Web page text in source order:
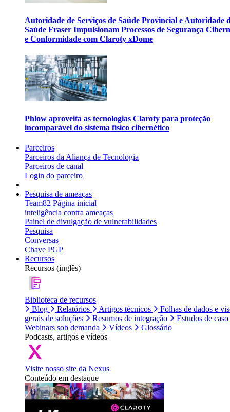
Autoridade de Serviços de Saúde Provincial e Autoridade
Saúde Fraser Impulsionam Processos de Segurança
e Conformidade com Claroty xDome
Phlow aproveita as tecnologias Claroty para proteção
incomparável do sistema físico cibernético
Parceiros
Parceiros da Aliança de Tecnologia
Parceiros de canal
Login do parceiro
Pesquisa de ameaças
Team82 Página inicial
inteligência contra ameaças
Painel de divulgação de vulnerabilidades
Pesquisa
Conversas
Chave PGP
Recursos
Recursos (inglês)
Biblioteca de recursos
Blog
Relatórios Artigos técnicos
Folhas de dados e
gerais de soluções
Resumos de integração
Estudos de caso
Webinars sob demanda
Vídeos
Glossário
Podcasts, artigos e vídeos
Visite nosso site da Nexus
Conteúdo em destaque